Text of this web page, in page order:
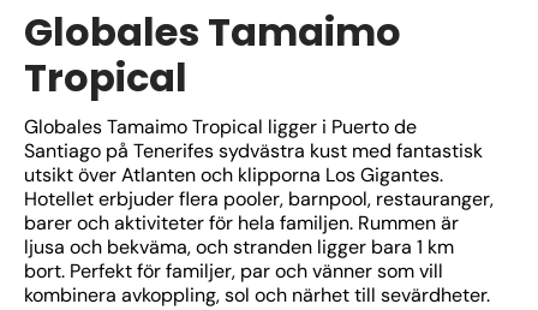
Globales Tamaimo
Tropical
Globales Tamaimo Tropical ligger i Puerto de
Santiago på Tenerifes sydvästra kust med fantastisk
utsikt över Atlanten och klipporna Los Gigantes.
Hotellet erbjuder flera pooler, barnpool, restauranger,
barer och aktiviteter för hela familjen. Rummen är
ljusa och bekväma, och stranden ligger bara 1 km
bort. Perfekt för familjer, par och vänner som vill
kombinera avkoppling, sol och närhet till sevärdheter.